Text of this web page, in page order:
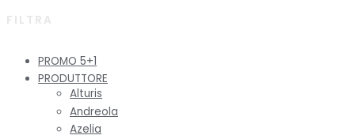
FILTRA
PROMO 5+1
PRODUTTORE
Alturis
Andreola
Azelia